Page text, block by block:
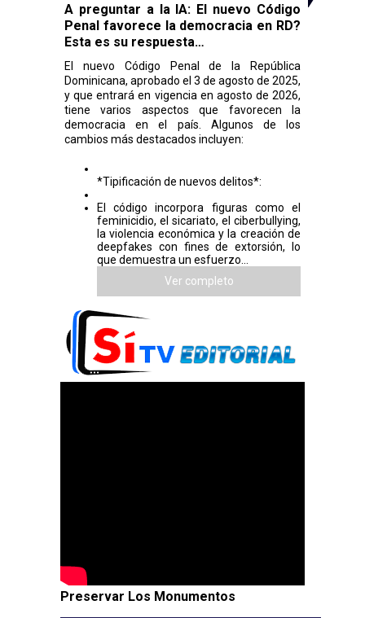
A preguntar a la IA: El nuevo Código
Penal favorece la democracia en RD?
Esta es su respuesta…
El nuevo Código Penal de la República
Dominicana, aprobado el 3 de agosto de 2025,
y que entrará en vigencia en agosto de 2026,
tiene varios aspectos que favorecen la
democracia en el país. Algunos de los
cambios más destacados incluyen:
*Tipificación de nuevos delitos*:
El código incorpora figuras como el
feminicidio, el sicariato, el ciberbullying,
la violencia económica y la creación de
deepfakes con fines de extorsión, lo
que demuestra un esfuerzo...
Ver completo
Preservar Los Monumentos